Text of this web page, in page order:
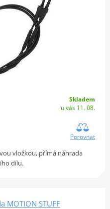
Skladem
u vás 11. 08.
Porovnat
vložkou, přímá náhrada
dílu.
MOTION STUFF